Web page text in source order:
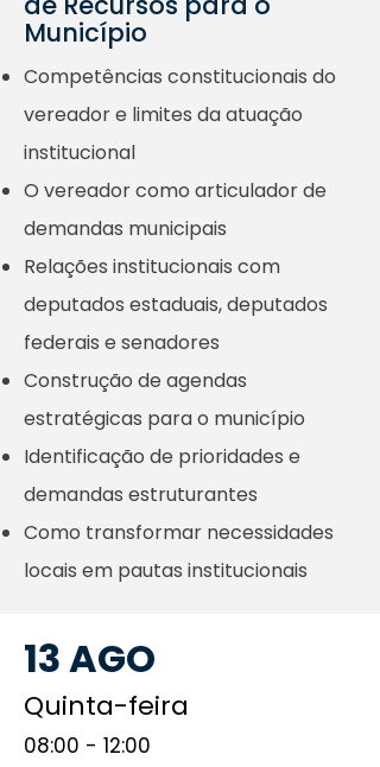
Município
Competências constitucionais do
vereador e limites da atuação
institucional
O vereador como articulador de
demandas municipais
Relações institucionais com
deputados estaduais, deputados
federais e senadores
Construção de agendas
estratégicas para o município
Identificação de prioridades e
demandas estruturantes
Como transformar necessidades
locais em pautas institucionais
13 AGO
Quinta-feira
08:00 - 12:00